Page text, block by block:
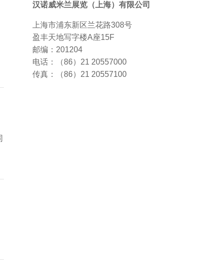
汉诺威米兰展览（上海）有限公司
上海市浦东新区兰花路308号
盈丰天地写字楼A座15F
邮编：201204
电话：（86）21 20557000
传真：（86）21 20557100